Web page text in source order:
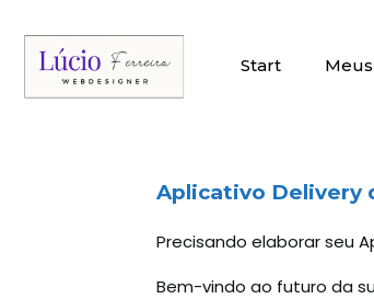
Start
Aplicativo Delivery
Precisando elaborar seu
Bem-vindo ao futuro da